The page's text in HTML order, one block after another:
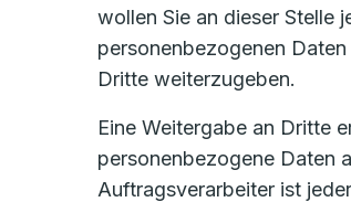
wollen Sie an dieser Stelle
personenbezogenen
Dritte weiterzugeben.
Eine Weitergabe an Dritte
personenbezogene Daten
Auftragsverarbeiter ist